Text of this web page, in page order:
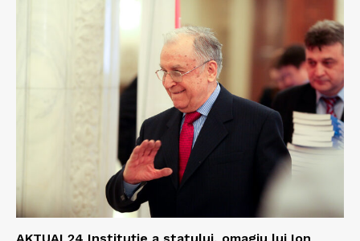
AKTUAL24 Instituție a statului, omagiu lui Ion